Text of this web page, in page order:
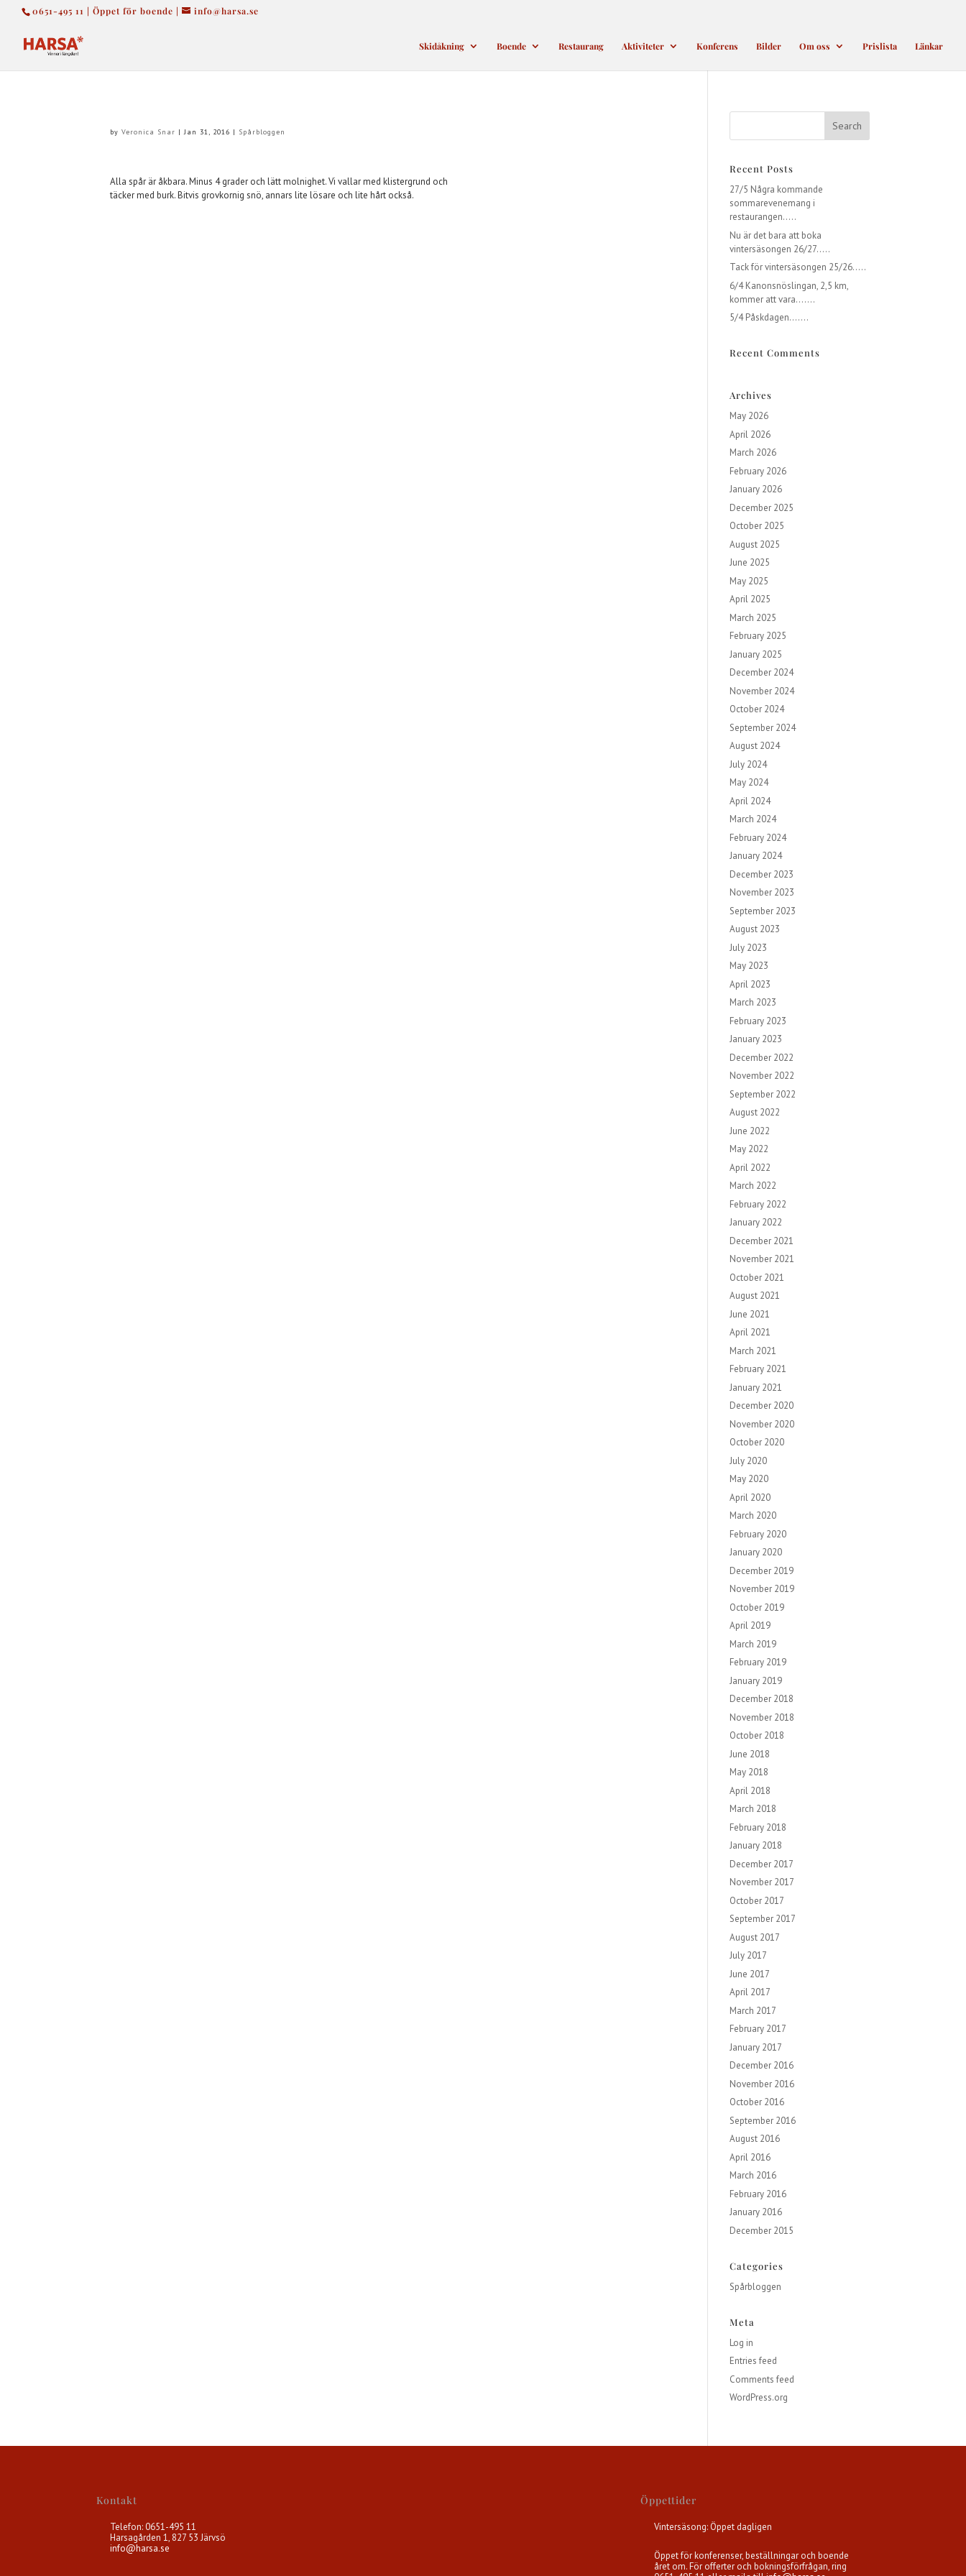
0651-495 11 | Öppet för boende | info@harsa.se
Skidåkning Boende Restaurang Aktiviteter Konferens Bilder Om oss Prislista Länkar
byVeronica Snar |Jan 31, 2016 | Spårbloggen
Alla spår är åkbara. Minus 4 grader och lätt molnighet. Vi vallar med klistergrund och
täcker med burk. Bitvis grovkornig snö, annars lite lösare och lite hårt också.
Recent Posts
27/5 Några kommande
sommarevenemang i
restaurangen…..
Nu är det bara att boka
vintersäsongen 26/27…..
Tack för vintersäsongen 25/26…..
6/4 Kanonsnöslingan, 2,5 km,
kommer att vara…….
5/4 Påskdagen…….
Recent Comments
Archives
May 2026
April 2026
March 2026
February 2026
January 2026
December 2025
October 2025
August 2025
June 2025
May 2025
April 2025
March 2025
February 2025
January 2025
December 2024
November 2024
October 2024
September 2024
August 2024
July 2024
May 2024
April 2024
March 2024
February 2024
January 2024
December 2023
November 2023
September 2023
August 2023
July 2023
May 2023
April 2023
March 2023
February 2023
January 2023
December 2022
November 2022
September 2022
August 2022
June 2022
May 2022
April 2022
March 2022
February 2022
January 2022
December 2021
November 2021
October 2021
August 2021
June 2021
April 2021
March 2021
February 2021
January 2021
December 2020
November 2020
October 2020
July 2020
May 2020
April 2020
March 2020
February 2020
January 2020
December 2019
November 2019
October 2019
April 2019
March 2019
February 2019
January 2019
December 2018
November 2018
October 2018
June 2018
May 2018
April 2018
March 2018
February 2018
January 2018
December 2017
November 2017
October 2017
September 2017
August 2017
July 2017
June 2017
April 2017
March 2017
February 2017
January 2017
December 2016
November 2016
October 2016
September 2016
August 2016
April 2016
March 2016
February 2016
January 2016
December 2015
Categories
Spårbloggen
Meta
Log in
Entries feed
Comments feed
WordPress.org
Kontakt
Telefon: 0651-495 11
Harsagården 1, 827 53 Järvsö
info@harsa.se
Öppettider
Vintersäsong: Öppet dagligen
Öppet för konferenser, beställningar och boende
året om. För offerter och bokningsförfrågan, ring